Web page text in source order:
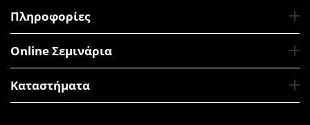
Πληροφορίες
Online Σεμινάρια
Καταστήματα